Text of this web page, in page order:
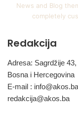
News and Blog
completely
Redakcija
Adresa: Sagrdžije
Bosna i Hercegovina
E-mail : info@akos.ba
redakcija@akos.ba